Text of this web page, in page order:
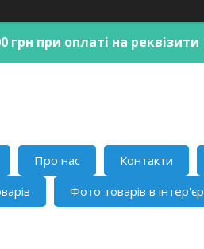
грн при оплаті на реквізити
Про нас Контакти
Фото товарів в